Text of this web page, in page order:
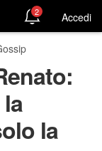
2 Accedi
la